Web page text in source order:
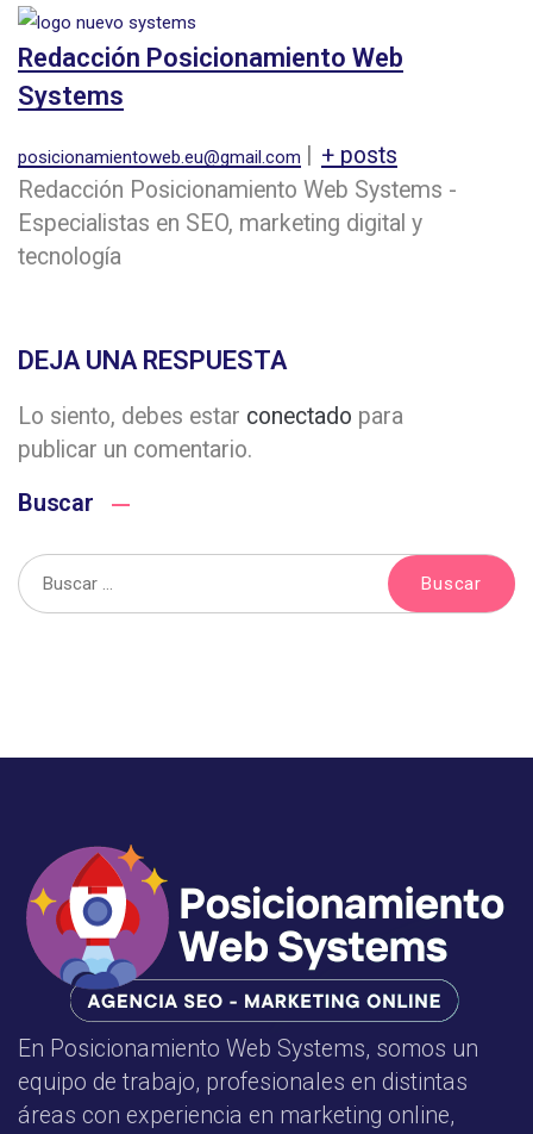
Redacción Posicionamiento Web
Systems
posicionamientoweb.eu@gmail.com
+ posts
Redacción Posicionamiento Web Systems -
Especialistas en SEO, marketing digital y
tecnología
DEJA UNA RESPUESTA
Lo siento, debes estar conectado para
publicar un comentario.
Buscar
En Posicionamiento Web Systems, somos un
equipo de trabajo, profesionales en distintas
áreas con experiencia en marketing online,